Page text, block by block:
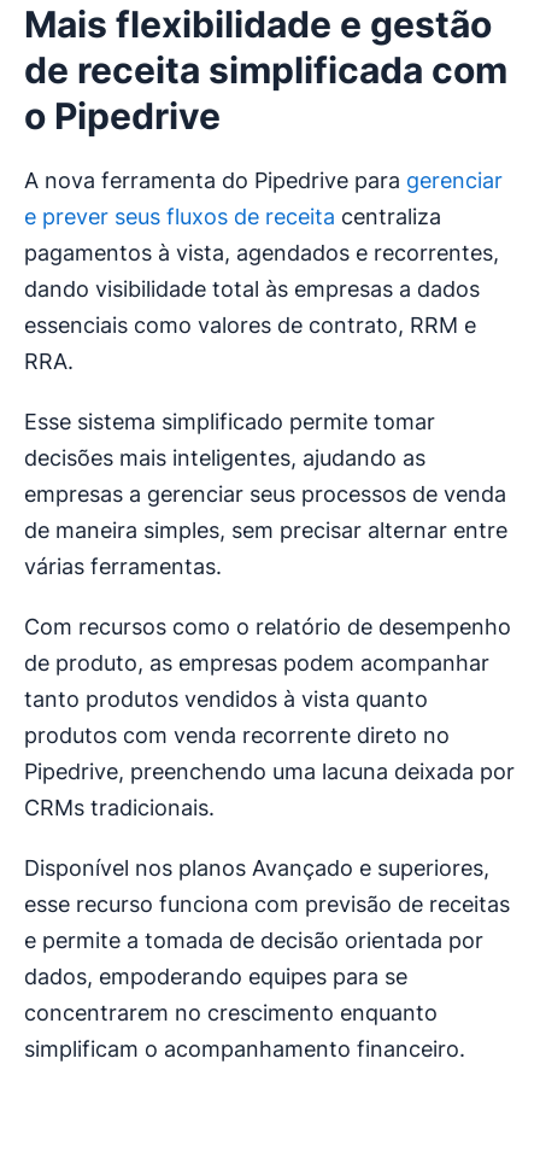
Mais flexibilidade e gestão
de receita simplificada com
o Pipedrive
A nova ferramenta do Pipedrive para gerenciar
e prever seus fluxos de receita centraliza
pagamentos à vista, agendados e recorrentes,
dando visibilidade total às empresas a dados
essenciais como valores de contrato, RRM e
RRA.
Esse sistema simplificado permite tomar
decisões mais inteligentes, ajudando as
empresas a gerenciar seus processos de venda
de maneira simples, sem precisar alternar entre
várias ferramentas.
Com recursos como o relatório de desempenho
de produto, as empresas podem acompanhar
tanto produtos vendidos à vista quanto
produtos com venda recorrente direto no
Pipedrive, preenchendo uma lacuna deixada por
CRMs tradicionais.
Disponível nos planos Avançado e superiores,
esse recurso funciona com previsão de receitas
e permite a tomada de decisão orientada por
dados, empoderando equipes para se
concentrarem no crescimento enquanto
simplificam o acompanhamento financeiro.